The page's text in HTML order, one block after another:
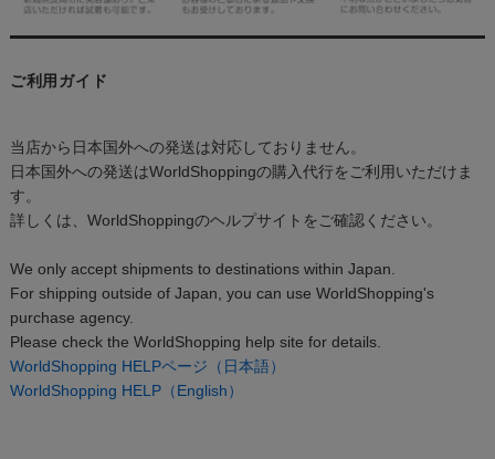
ご利用ガイド
当店から日本国外への発送は対応しておりません。
日本国外への発送はWorldShoppingの購入代行をご利用いただけま
す。
詳しくは、WorldShoppingのヘルプサイトをご確認ください。
We only accept shipments to destinations within Japan.
For shipping outside of Japan, you can use WorldShopping's
purchase agency.
Please check the WorldShopping help site for details.
WorldShopping HELPページ（日本語）
WorldShopping HELP（English）